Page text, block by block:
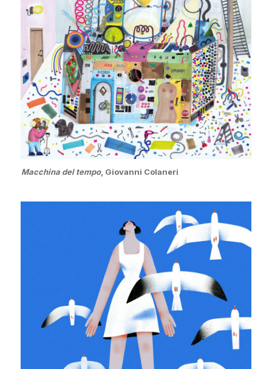
Macchina del tempo, Giovanni Colaneri